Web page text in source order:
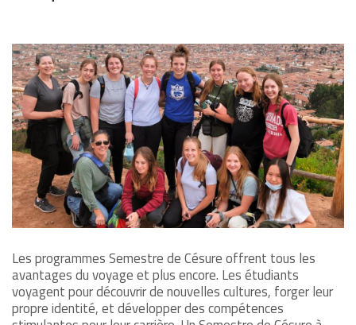
Les programmes Semestre de Césure offrent tous les
avantages du voyage et plus encore. Les étudiants
voyagent pour découvrir de nouvelles cultures, forger leur
propre identité, et développer des compétences